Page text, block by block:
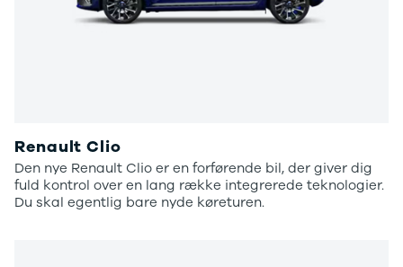
Renault Clio
Den nye Renault Clio er en forførende bil, der giver dig
fuld kontrol over en lang række integrerede teknologier.
Du skal egentlig bare nyde køreturen.